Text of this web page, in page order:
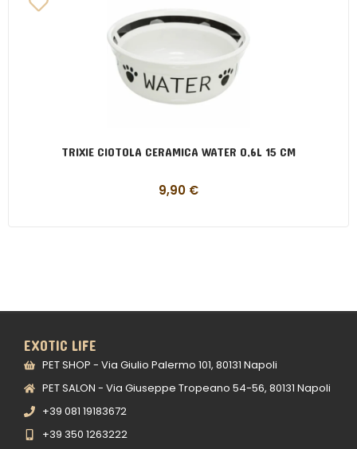
TRIXIE CIOTOLA CERAMICA WATER 0,6L 15 CM
9,90 €
EXOTIC LIFE
PET SHOP - Via Giulio Palermo 101, 80131 Napoli
PET SALON - Via Giuseppe Tropeano 54-56, 80131 Napoli
+39 081 19183672
+39 350 1263222